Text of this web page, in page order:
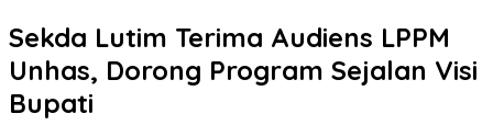
Sekda Lutim Terima Audiens LPPM
Unhas, Dorong Program Sejalan Visi
Bupati